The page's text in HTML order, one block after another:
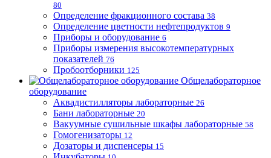
80
Определение фракционного состава 38
Определение цветности нефтепродуктов 9
Приборы и оборудование 6
Приборы измерения высокотемпературных
показателей 76
Пробоотборники 125
Общелабораторное
оборудование
Аквадистилляторы лабораторные 26
Бани лабораторные 20
Вакуумные сушильные шкафы лабораторные 58
Гомогенизаторы 12
Дозаторы и диспенсеры 15